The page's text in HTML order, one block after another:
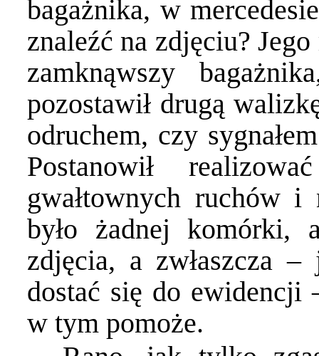
bagażnika, w
znaleźć na zdjęciu?
zamknąwszy
pozostawił drugą
odruchem, czy
Postanowił
gwałtownych ruchów i
było żadnej komórki,
zdjęcia, a zwłaszcza
dostać się do
w tym pomoże.